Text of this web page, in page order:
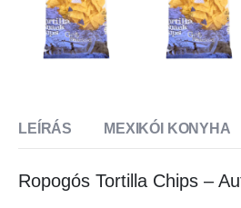
LEÍRÁS MEXIKÓI KONYHA
Ropogós Tortilla Chips –